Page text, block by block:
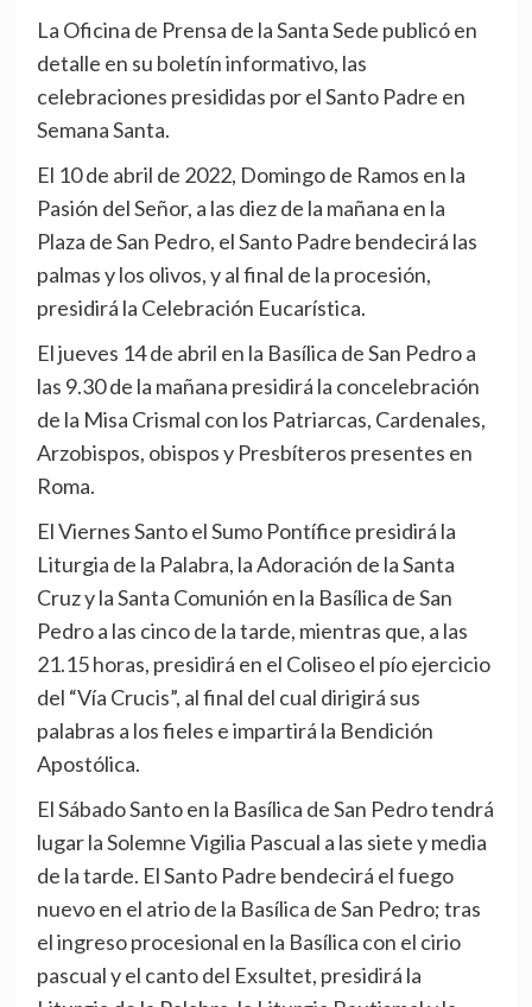
La Oficina de Prensa de la Santa Sede publicó en
detalle en su boletín informativo, las
celebraciones presididas por el Santo Padre en
Semana Santa.
El 10 de abril de 2022, Domingo de Ramos en la
Pasión del Señor, a las diez de la mañana en la
Plaza de San Pedro, el Santo Padre bendecirá las
palmas y los olivos, y al final de la procesión,
presidirá la Celebración Eucarística.
El jueves 14 de abril en la Basílica de San Pedro a
las 9.30 de la mañana presidirá la concelebración
de la Misa Crismal con los Patriarcas, Cardenales,
Arzobispos, obispos y Presbíteros presentes en
Roma.
El Viernes Santo el Sumo Pontífice presidirá la
Liturgia de la Palabra, la Adoración de la Santa
Cruz y la Santa Comunión en la Basílica de San
Pedro a las cinco de la tarde, mientras que, a las
21.15 horas, presidirá en el Coliseo el pío ejercicio
del “Vía Crucis”, al final del cual dirigirá sus
palabras a los fieles e impartirá la Bendición
Apostólica.
El Sábado Santo en la Basílica de San Pedro tendrá
lugar la Solemne Vigilia Pascual a las siete y media
de la tarde. El Santo Padre bendecirá el fuego
nuevo en el atrio de la Basílica de San Pedro; tras
el ingreso procesional en la Basílica con el cirio
pascual y el canto del Exsultet, presidirá la